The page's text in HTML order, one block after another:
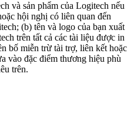
và sản phẩm của Logitech nếu
hội nghị có liên quan đến
(b) tên và logo của bạn xuất
trên tất cả các tài liệu được in
bố miễn trừ tài trợ, liên kết hoặc
vào đặc điểm thương hiệu phù
trên.